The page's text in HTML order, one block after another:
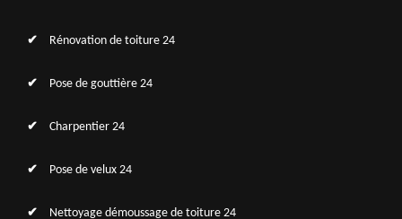
Rénovation de toiture 24
Pose de gouttière 24
Charpentier 24
Pose de velux 24
Nettoyage démoussage de toiture 24